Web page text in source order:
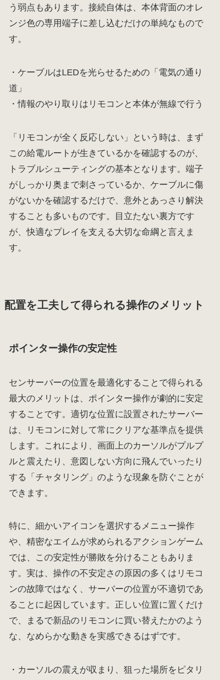
う弱点もあります。接続自体は、本体背面のオレ
ンジ色の専用端子に差し込むだけの単純なもので
す。
・ケーブルはLEDを光らせるための「電気の通り
道」
・情報のやり取りはリモコンと本体が無線で行う
「リモコンが全く反応しない」という時は、まず
この給電ルートが生きているかを確認するのが、
トラブルシューティングの基本となります。端子
がしっかり奥まで刺さっているか、ケーブルに傷
がないかを確認するだけで、意外とあっさり解決
することも多いものです。目立たない裏方です
が、快適なプレイを支える大切な命綱と言えま
す。
配置を工夫して得られる操作のメリット
ポインター操作の安定性
センサーバーの位置を最適化することで得られる
最大のメリットは、ポインター操作が劇的に安定
することです。適切な位置に設置されたサーバー
は、リモコンに対して常にクリアな基準点を提供
します。これにより、画面上のカーソルがプルプ
ルと震えたり、意図しない方向に飛んでいったり
する「チャタリング」のような現象を防ぐことが
できます。
特に、細かいアイコンを選択するメニュー操作
や、精密なエイムが求められるアクションゲーム
では、この安定性が勝敗を分けることもありま
す。実は、操作の不安定さの原因の多くはリモコ
ンの故障ではなく、サーバーの位置が不適切であ
ることに起因しています。正しい位置に置くだけ
で、まるで新品のリモコンに買い替えたかのよう
な、なめらかな動きを実感できるはずです。
・カーソルの震えが収まり、狙った場所をピタリ